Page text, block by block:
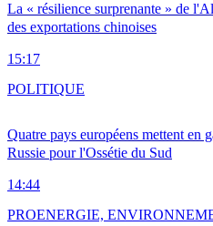
La « résilience surprenante » de
des exportations chinoises
15:17
Quatre pays européens mettent en
Russie pour l'Ossétie du Sud
14:44
POLITIQUE
PROENERGIE,